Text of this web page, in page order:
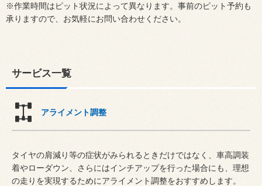
※作業時間はピット状況によって異なります。事前のピット予約も
承りますので、お気軽にお問い合わせください。
サービス一覧
アライメント調整
タイヤの肩減り等の症状がみられるときだけではなく、車高調装
着やローダウン、さらにはインチアップを行った場合にも、理想
の走りを実現するためにアライメント調整をおすすめします。